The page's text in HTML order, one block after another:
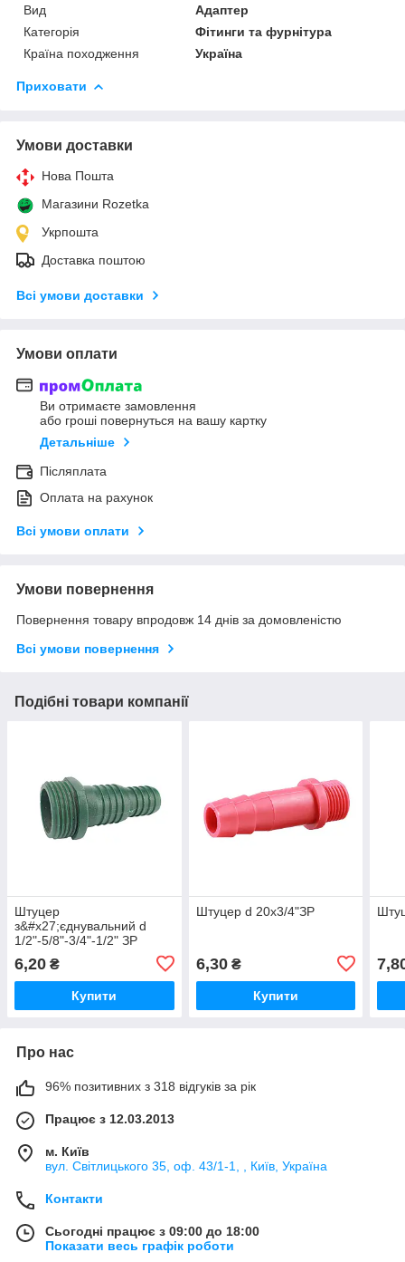
Вид
Адаптер
Категорія
Фітинги та фурнітура
Країна походження
Україна
Приховати
Умови доставки
Нова Пошта
Магазини Rozetka
Укрпошта
Доставка поштою
Всі умови доставки
Умови оплати
Ви отримаєте замовлення
або гроші повернуться на вашу картку
Детальніше
Післяплата
Оплата на рахунок
Всі умови оплати
Умови повернення
Повернення товару впродовж 14 днів за домовленістю
Всі умови повернення
Подібні товари компанії
Штуцер
з&#x27;єднувальний d
1/2"-5/8"-3/4"-1/2" ЗР
6,20 ₴
Купити
Штуцер d 20х3/4"ЗР
6,30₴
Купити
Про нас
96% позитивних з 318 відгуків за рік
Працює з 12.03.2013
м. Київ
вул. Світлицького 35, оф. 43/1-1, , Київ, Україна
Контакти
Сьогодні працює з 09:00 до 18:00
Показати весь графік роботи